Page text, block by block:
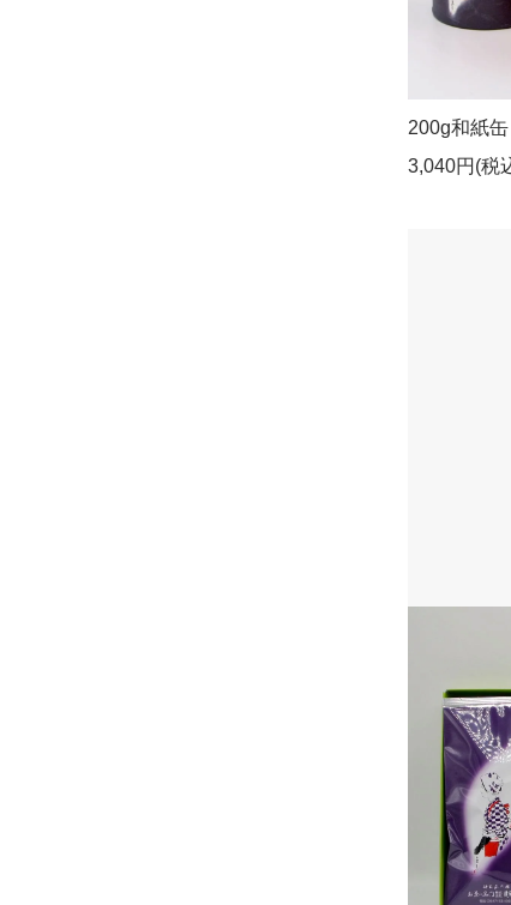
200g和紙
3,040円(税